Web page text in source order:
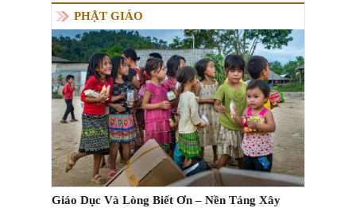
PHẬT GIÁO
Giáo Dục Và Lòng Biết Ơn – Nền Tảng Xây